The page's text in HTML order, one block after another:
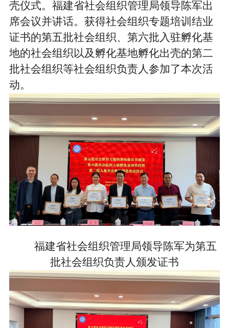
壳仪式。福建省社会组织管理局领导陈军出
席会议并讲话。获得社会组织专题培训结业
证书的第五批社会组织、第六批入驻孵化基
地的社会组织以及孵化基地孵化出壳的第二
批社会组织等社会组织负责人参加了本次活
动。
福建省社会组织管理局领导陈军为第五
批社会组织负责人颁发证书